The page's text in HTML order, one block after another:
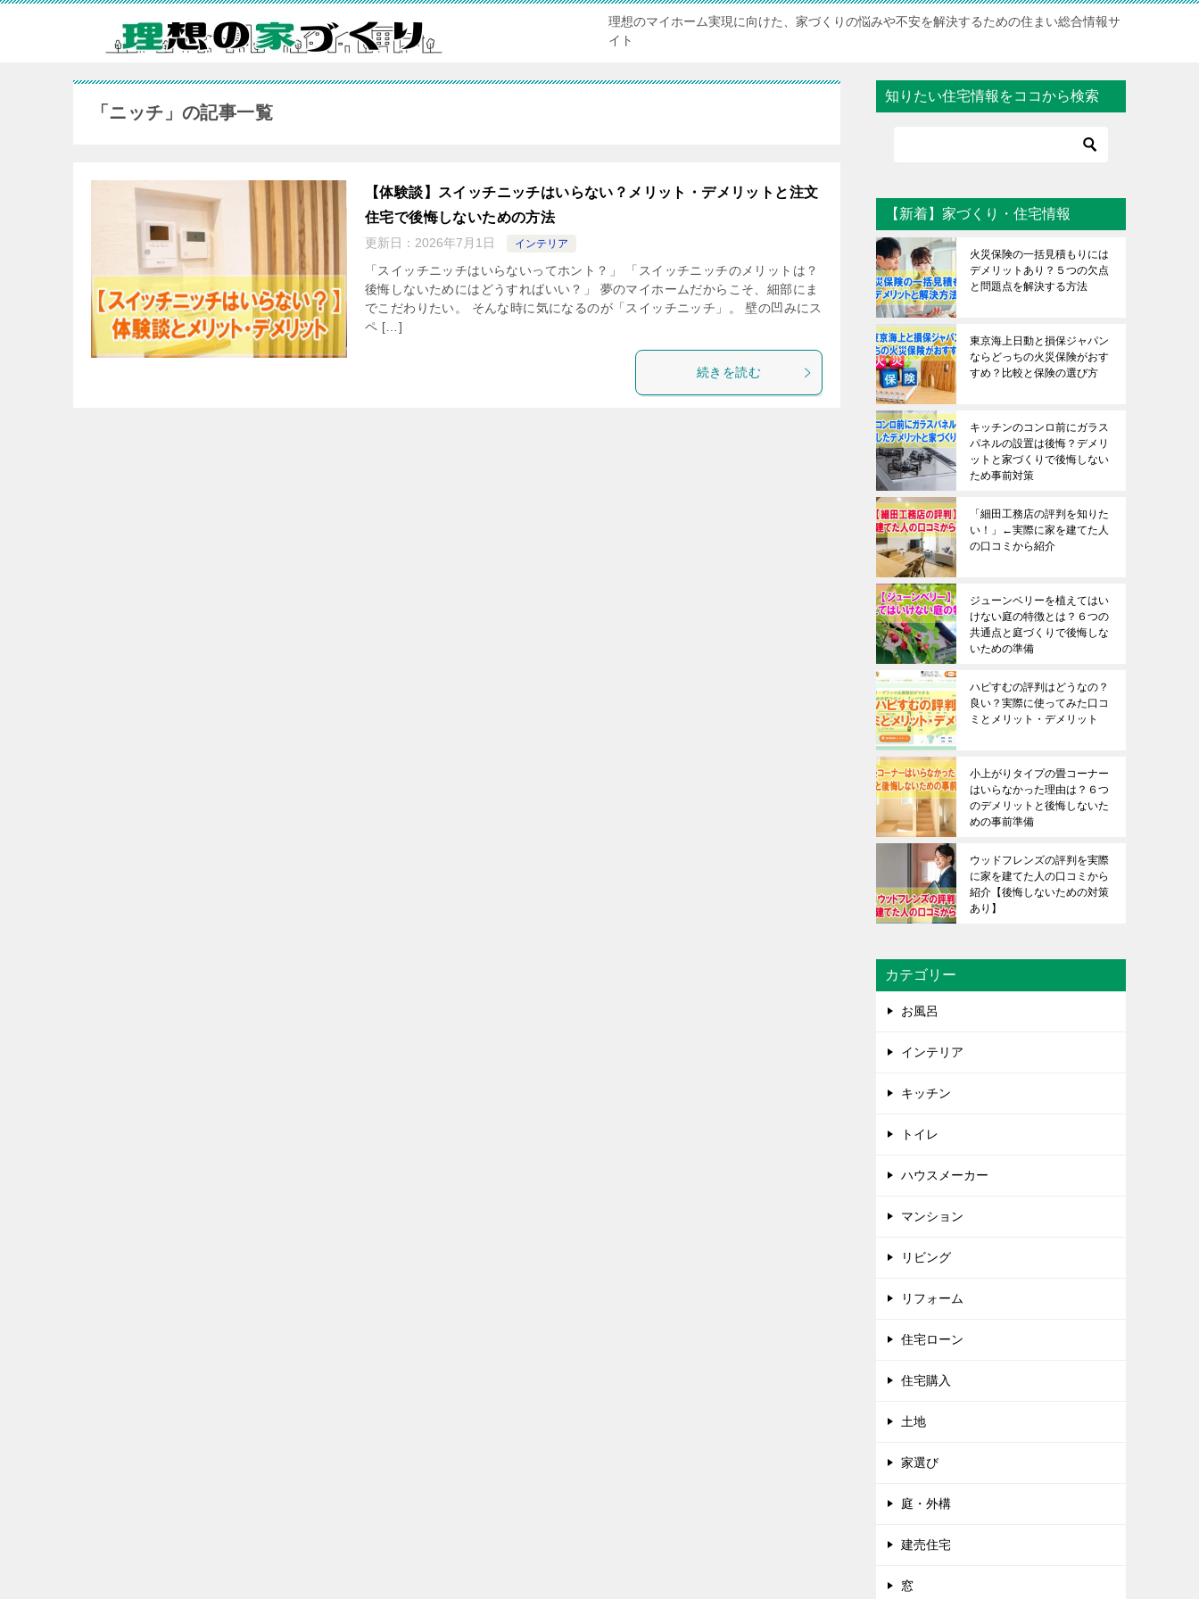
理想のマイホーム実現に向けた、家づくりの悩みや不安を解決するための住まい総合情報サ
イト
「ニッチ」の記事一覧
【体験談】スイッチニッチはいらない？メリット・デメリットと注文
住宅で後悔しないための方法
更新日： 2026年7月1日 インテリア
「スイッチニッチはいらないってホント？」 「スイッチニッチのメリットは？
後悔しないためにはどうすればいい？」 夢のマイホームだからこそ、細部にま
でこだわりたい。 そんな時に気になるのが「スイッチニッチ」。 壁の凹みにス
ペ […]
続きを読む
知りたい住宅情報をココから検索
【新着】家づくり・住宅情報
火災保険の一括見積もりには
デメリットあり？５つの欠点
と問題点を解決する方法
東京海上日動と損保ジャパン
ならどっちの火災保険がおす
すめ？比較と保険の選び方
キッチンのコンロ前にガラス
パネルの設置は後悔？デメリ
ットと家づくりで後悔しない
ため事前対策
「細田工務店の評判を知りた
い！」←実際に家を建てた人
の口コミから紹介
ジューンベリーを植えてはい
けない庭の特徴とは？６つの
共通点と庭づくりで後悔しな
いための準備
ハピすむの評判はどうなの？
良い？実際に使ってみた口コ
ミとメリット・デメリット
小上がりタイプの畳コーナー
はいらなかった理由は？６つ
のデメリットと後悔しないた
めの事前準備
ウッドフレンズの評判を実際
に家を建てた人の口コミから
紹介【後悔しないための対策
あり】
カテゴリー
お風呂
インテリア
キッチン
トイレ
ハウスメーカー
マンション
リビング
リフォーム
住宅ローン
住宅購入
土地
家選び
庭・外構
建売住宅
窓